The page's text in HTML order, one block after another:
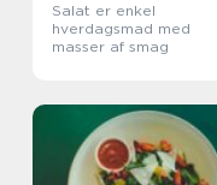
Salat er enkel
hverdagsmad med
masser af smag